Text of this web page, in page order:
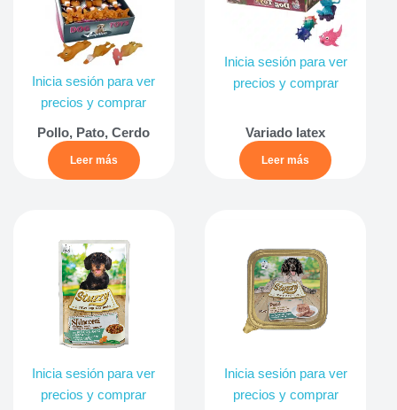
Inicia sesión para ver
precios y comprar
Pollo, Pato, Cerdo
Leer más
Inicia sesión para ver
precios y comprar
Variado latex
Leer más
Inicia sesión para ver
precios y comprar
Inicia sesión para ver
precios y comprar